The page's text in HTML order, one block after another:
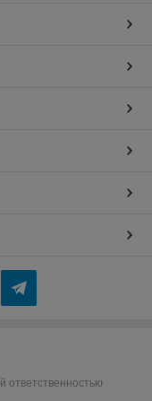
ответственностью